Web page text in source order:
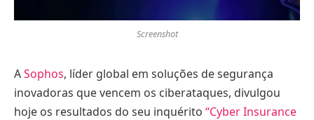
Screenshot
ASophos, líder global em soluções de segurança
inovadoras que vencem os ciberataques, divulgou
hoje os resultados do seu inquérito “Cyber Insurance